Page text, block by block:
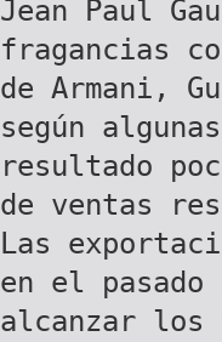
Jean Paul
fragancias
de Armani,
según
resultado
de ventas
Las
en el pasado
alcanzar los